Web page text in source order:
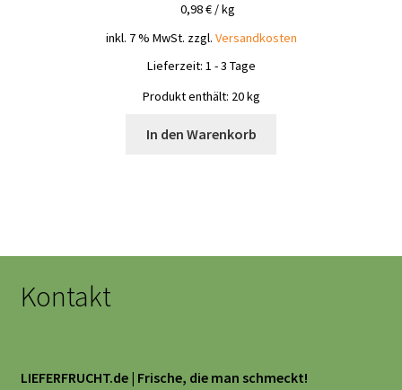
0,98€/kg
inkl. 7 % MwSt. zzgl. Versandkosten
Lieferzeit: 1 - 3 Tage
Produkt enthält: 20kg
In den Warenkorb
Kontakt
LIEFERFRUCHT.de | Frische, die man schmeckt!